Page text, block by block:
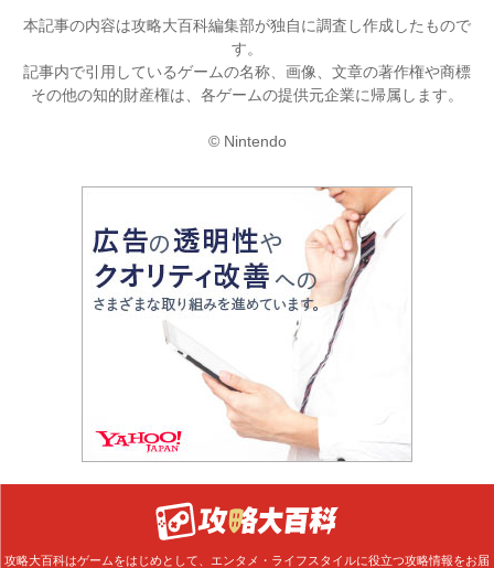
本記事の内容は攻略大百科編集部が独自に調査し作成したもので
す。
記事内で引用しているゲームの名称、画像、文章の著作権や商標
その他の知的財産権は、各ゲームの提供元企業に帰属します。
© Nintendo
攻略大百科はゲームをはじめとして、エンタメ・ライフスタイルに役立つ攻略情報をお届